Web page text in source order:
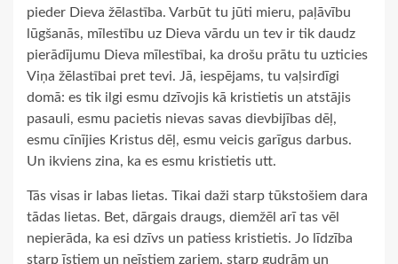
pieder Dieva žēlastība. Varbūt tu jūti mieru, paļāvību
lūgšanās, mīlestību uz Dieva vārdu un tev ir tik daudz
pierādījumu Dieva mīlestībai, ka drošu prātu tu uzticies
Viņa žēlastībai pret tevi. Jā, iespējams, tu vaļsirdīgi
domā: es tik ilgi esmu dzīvojis kā kristietis un atstājis
pasauli, esmu pacietis nievas savas dievbijības dēļ,
esmu cīnījies Kristus dēļ, esmu veicis garīgus darbus.
Un ikviens zina, ka es esmu kristietis utt.
Tās visas ir labas lietas. Tikai daži starp tūkstošiem dara
tādas lietas. Bet, dārgais draugs, diemžēl arī tas vēl
nepierāda, ka esi dzīvs un patiess kristietis. Jo līdzība
starp īstiem un neīstiem zariem, starp gudrām un